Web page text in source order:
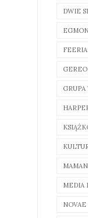
DWIE
FEERIA
MEDIA
NOVAE